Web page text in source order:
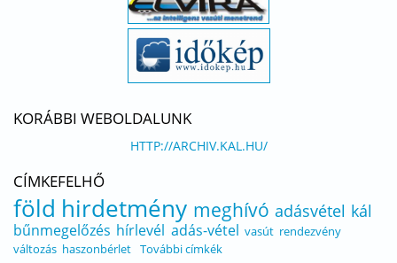
KORÁBBI WEBOLDALUNK
HTTP://ARCHIV.KAL.HU/
CÍMKEFELHŐ
föld hirdetmény meghívó adásvétel kál
bűnmegelőzés hírlevél adás-vétel vasút rendezvény
változás haszonbérlet További címkék